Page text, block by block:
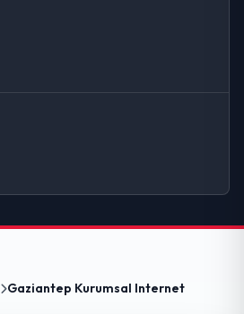
Gaziantep Kurumsal Internet